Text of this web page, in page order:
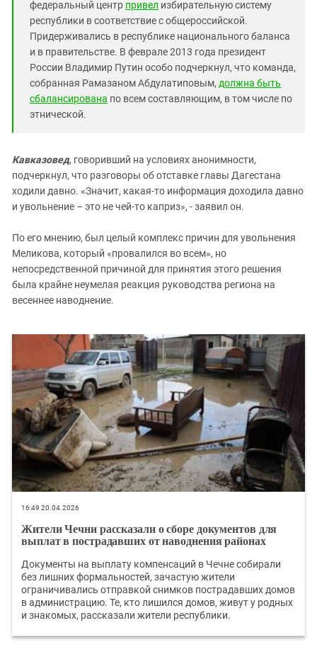
федеральный центр привел избирательную систему
республики в соответствие с общероссийской.
Придерживались в республике национального баланса
и в правительстве. В феврале 2013 года президент
России Владимир Путин особо подчеркнул, что команда,
собранная Рамазаном Абдулатиповым, должна быть
сбалансирована по всем составляющим, в том числе по
этнической.
Кавказовед, говоривший на условиях анонимности,
подчеркнул, что разговоры об отставке главы Дагестана
ходили давно. «Значит, какая-то информация доходила давно
и увольнение – это не чей-то каприз», - заявил он.
По его мнению, был целый комплекс причин для увольнения
Меликова, который «провалился во всем», но
непосредственной причиной для принятия этого решения
была крайне неумелая реакция руководства региона на
весеннее наводнение.
16:49 20.04.2026
Жители Чечни рассказали о сборе документов для
выплат в пострадавших от наводнения районах
Документы на выплату компенсаций в Чечне собирали
без лишних формальностей, зачастую жители
ограничивались отправкой снимков пострадавших домов
в администрацию. Те, кто лишился домов, живут у родных
и знакомых, рассказали жители республики.